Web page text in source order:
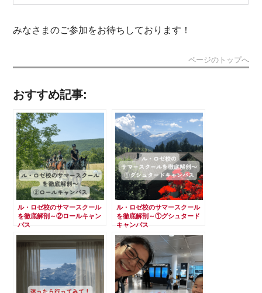
みなさまのご参加をお待ちしております！
ページのトップへ
おすすめ記事:
ル・ロゼ校のサマースクール
を徹底解剖～②ロールキャン
パス
ル・ロゼ校のサマースクール
を徹底解剖～①グシュタード
キャンパス